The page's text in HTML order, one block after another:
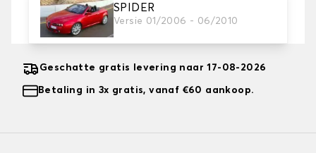
SPIDER
Versie 01/2006 - 06/2010
2. Beschermingsniveau
Kies de juiste beschermhoes voor uw behoeftes
Geschatte gratis levering naar 17-08-2026
Betaling in 3x gratis, vanaf €60 aankoop.